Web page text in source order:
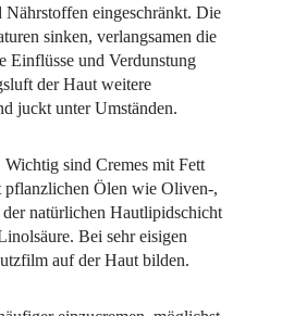
eingeschränkt. Die
sinken, verlangsamen die
Einflüsse und Verdunstung
der Haut weitere
juckt unter Umständen.
sind Cremes mit Fett
pflanzlichen Ölen wie Oliven-,
natürlichen Hautlipidschicht
Bei sehr eisigen
auf der Haut bilden.